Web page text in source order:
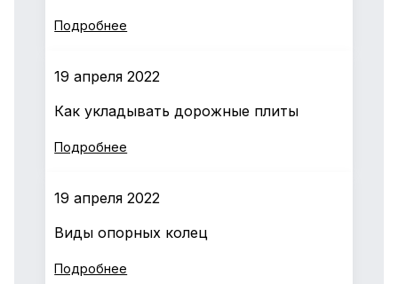
Подробнее
19 апреля 2022
Как укладывать дорожные плиты
Подробнее
19 апреля 2022
Виды опорных колец
Подробнее